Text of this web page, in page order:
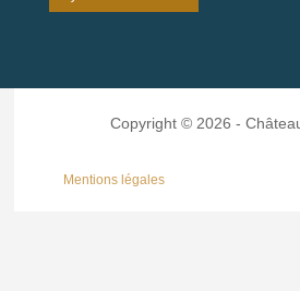
Copyright © 2026 -
Mentions légales